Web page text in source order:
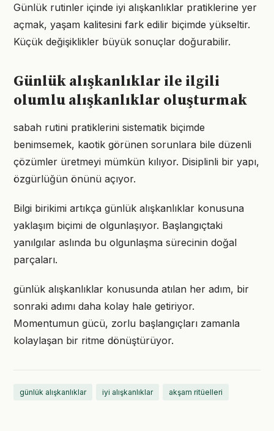
Günlük rutinler içinde iyi alışkanlıklar pratiklerine yer
açmak, yaşam kalitesini fark edilir biçimde yükseltir.
Küçük değişiklikler büyük sonuçlar doğurabilir.
Günlük alışkanlıklar ile ilgili
olumlu alışkanlıklar oluşturmak
sabah rutini pratiklerini sistematik biçimde
benimsemek, kaotik görünen sorunlara bile düzenli
çözümler üretmeyi mümkün kılıyor. Disiplinli bir yapı,
özgürlüğün önünü açıyor.
Bilgi birikimi artıkça günlük alışkanlıklar konusuna
yaklaşım biçimi de olgunlaşıyor. Başlangıçtaki
yanılgılar aslında bu olgunlaşma sürecinin doğal
parçaları.
günlük alışkanlıklar konusunda atılan her adım, bir
sonraki adımı daha kolay hale getiriyor.
Momentumun gücü, zorlu başlangıçları zamanla
kolaylaşan bir ritme dönüştürüyor.
günlük alışkanlıklar iyi alışkanlıklar akşam ritüelleri